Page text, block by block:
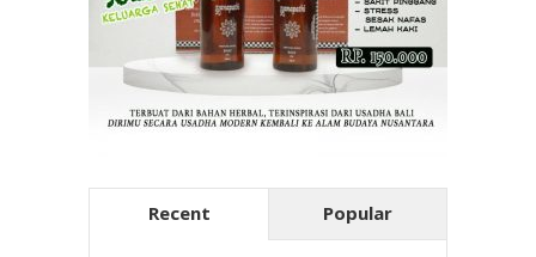
Recent Popular